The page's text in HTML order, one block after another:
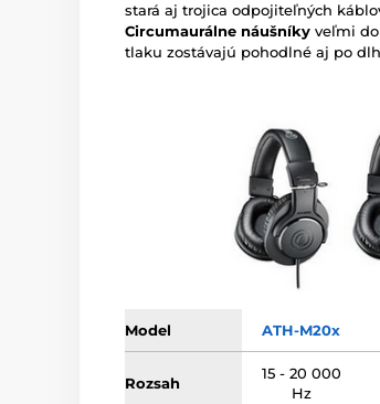
stará aj trojica odpojiteľných
Circumaurálne náušníky veľmi
tlaku zostávajú pohodlné aj po
Model ATH-M20x
Rozsah
15 - 20 000
Hz